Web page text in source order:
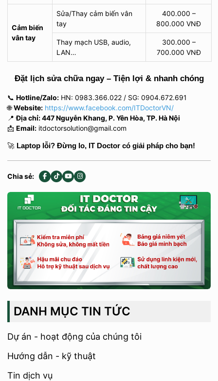
Cảm biến
vân tay
Sửa/Thay cảm biến vân
tay
400.000 –
800.000 VNĐ
Thay mạch USB, audio,
LAN…
300.000 –
700.000 VNĐ
Đặt lịch sửa chữa ngay – Tiện lợi & nhanh chóng
📞 Hotline/Zalo: HN: 0983.366.022 / SG: 0904.672.691
🌐Website: https://www.facebook.com/ITDoctorVN/
📍Địa chỉ: 447 Nguyễn Khang, P. Yên Hòa, TP. Hà Nội
📩 Email: itdoctorsolution@gmail.com
🚀 Laptop lỗi? Đừng lo, IT Doctor có giải pháp cho bạn!
Chia sẻ:
DANH MỤC TIN TỨC
Dự án - hoạt động của chúng tôi
Hướng dẫn - kỹ thuật
Tin dịch vụ